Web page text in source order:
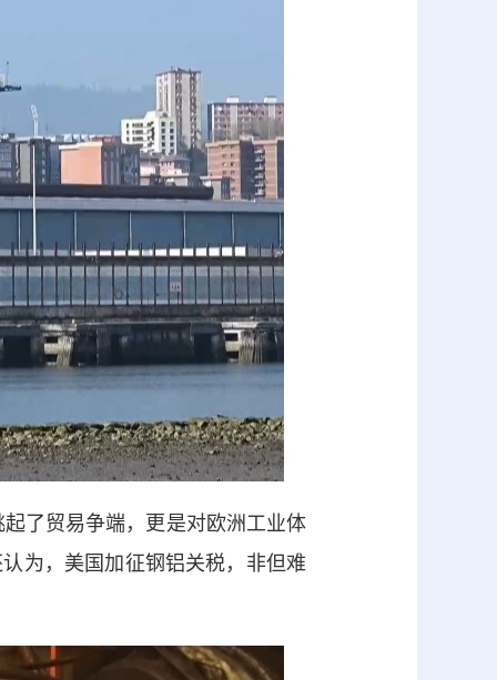
了贸易争端，更是对欧洲工业体
为，美国加征钢铝关税，非但难